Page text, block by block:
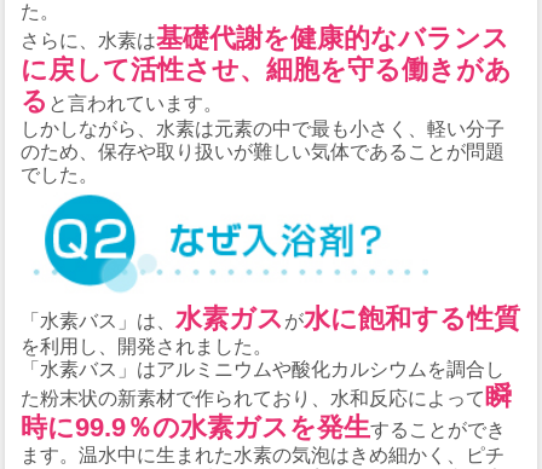
た。
さらに、水素は基礎代謝を健康的なバランス
に戻して活性させ、細胞を守る働きがあ
る と言われています。
しかしながら、水素は元素の中で最も小さく、軽い分子
のため、保存や取り扱いが難しい気体であることが問題
でした。
「水素バス」は、 水素ガス が水に飽和する性質
を利用し、開発されました。
「水素バス」はアルミニウムや酸化カルシウムを調合し
た粉末状の新素材で作られており、水和反応によって瞬
時に99.9％の水素ガスを発生することができ
ます。温水中に生まれた水素の気泡はきめ細かく、ピチ